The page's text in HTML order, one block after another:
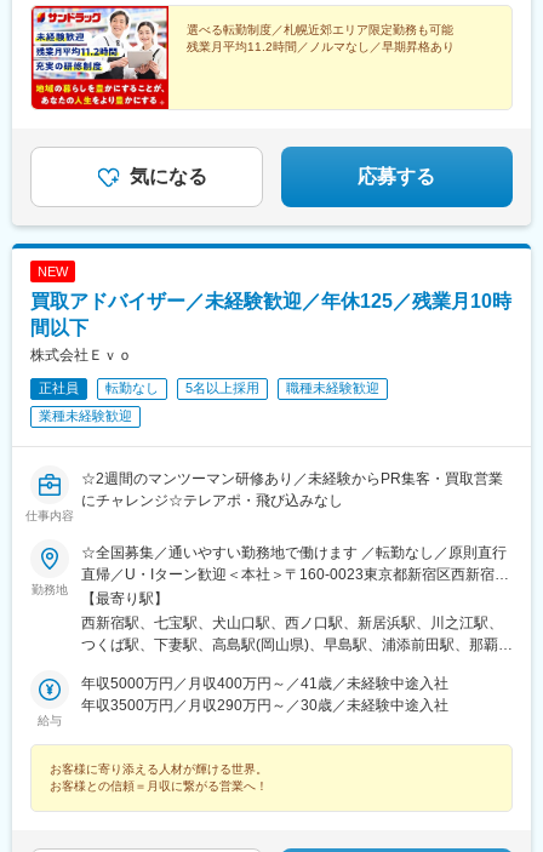
区：5店舗■旭川地区：10店舗■北見地区：2店舗■帯広地区：7店舗
■釧路地区：5店舗【勤務地区分※2区分から選択できます】■広域
エリア社員北海道内のサンドラッグ出店地区全域で勤務(北海道外
への転勤なし)※初期配属は基本的に自宅から通勤可能な店舗に配
属■狭域エリア社員居住地域から転居を伴う店舗異動なし※地域に
西１８丁目駅、太平駅、大谷地駅、手稲駅、新琴似駅、稲積公園
駅、星置駅、月寒中央駅、中央区役所前駅、狸小路駅、宮の沢
駅、真駒内駅、福住駅、発寒南駅、大麻駅、恵庭駅、鵡川駅、篠
路駅、上富良野駅、苫小牧駅、青葉駅、釧路駅、新富士駅(北海
道)、武佐駅(北海道)、深川駅、東釧路駅、錦岡駅、柏木町駅、新
駅、すすきの駅
運営責任者
選べる転勤制度／札幌近郊エリア限定勤務も可能
残業月平均11.2時間／ノルマなし／早期昇格あり
気になる 応募する
NEW
買取アドバイザー／未経験歓迎／年休125／残業月10時
間以下
株式会社Ｅｖｏ
正社員 転勤なし 5名以上採用
職種未経験歓迎
業種未経験歓迎
仕事内容
☆2週間のマンツーマン研修あり／未経験からPR集客・買取営業
にチャレンジ☆テレアポ・飛び込みなし
勤務地
☆全国募集／通いやすい勤務地で働けます ／転勤なし／原則直行
直帰／U・Iターン歓迎＜本社＞〒160-0023東京都新宿区西新宿五
丁目1番1号 住友不動産新宿ファーストタワー3階※転居を伴う転
勤はありません。■その他勤務地・都内23区、関東のプロジェク
ト先やご希望の全国
【最寄り駅】
西新宿駅、七宝駅、犬山口駅、西ノ口駅、新居浜駅、川之江駅、
つくば駅、下妻駅、高島駅(岡山県)、早島駅、浦添前田駅、那覇空
くりこま高原駅、長町一丁目駅、宇治駅(奈良線)、久津川駅、山城
青谷駅、天ケ瀬駅、有佐駅、吉井駅(群馬県)、前橋大島駅、広駅、
駅(三重県)、三瀬谷駅、南鳥海駅、鶴岡駅、赤湯駅、奈古駅、日野
駅(滋賀県)、堅田駅、近江長岡駅、十文字駅、扇田駅、三ツ境駅、
給与
年収5000万円／月収400万円～／41歳／未経験中途入社
年収3500万円／月収290万円～／30歳／未経験中途入社
お客様に寄り添える人材が輝ける世界。
お客様との信頼＝月収に繋がる営業へ！